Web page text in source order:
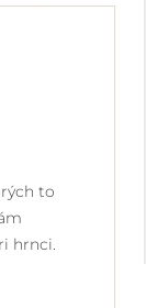
to
hrnci.